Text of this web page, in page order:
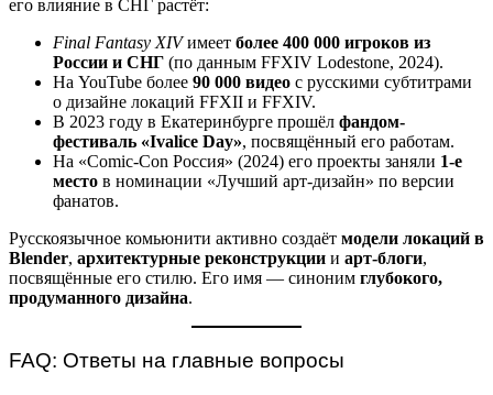
его влияние в СНГ растёт:
Final Fantasy XIVимеет более 400 000 игроков из
России и СНГ (по данным FFXIV Lodestone, 2024).
На YouTube более 90 000 видео с русскими субтитрами
о дизайне локаций FFXII и FFXIV.
В 2023 году в Екатеринбурге прошёл фандом-
фестиваль «Ivalice Day», посвящённый его работам.
На «Comic-Con Россия» (2024) его проекты заняли 1-е
место в номинации «Лучший арт-дизайн» по версии
фанатов.
Русскоязычное комьюнити активно создаёт модели локаций в
Blender, архитектурные реконструкции и арт-блоги,
посвящённые его стилю. Его имя — синоним глубокого,
продуманного дизайна.
FAQ: Ответы на главные вопросы